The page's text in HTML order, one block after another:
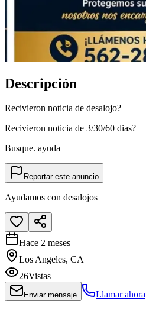
Descripción
Recivieron noticia de desalojo?
Recivieron noticia de 3/30/60 dias?
Busque. ayuda
Reportar este anuncio
Ayudamos con desalojos
Hace 2 meses
Los Angeles, CA
26Vistas
Enviar mensaje Llamar ahora